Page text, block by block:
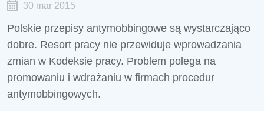
30 mar 2015
Polskie przepisy antymobbingowe są wystarczająco
dobre. Resort pracy nie przewiduje wprowadzania
zmian w Kodeksie pracy. Problem polega na
promowaniu i wdrażaniu w firmach procedur
antymobbingowych.